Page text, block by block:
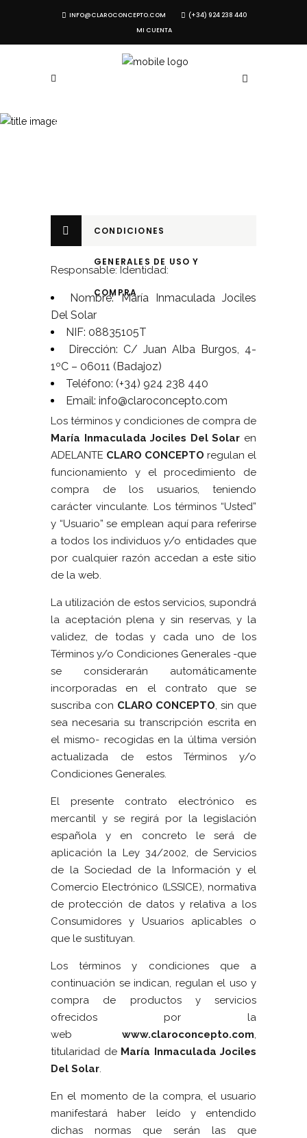
INFO@CLAROCONCEPTO.COM
(+34) 924 238 440
MI CUENTA
TÉRMINOS DE
CONDICIONES
GENERALES DE USO Y
COMPRA
Responsable: Identidad:
Nombre: María Inmaculada Jociles
Del Solar
NIF: 08835105T
Dirección: C/ Juan Alba Burgos, 4-
1ºC – 06011 (Badajoz)
Teléfono: (+34) 924 238 440
Email: info@claroconcepto.com
Los términos y condiciones de compra de
María Inmaculada Jociles Del Solar en
ADELANTE CLARO CONCEPTO regulan el
funcionamiento y el procedimiento de
compra de los usuarios, teniendo
carácter vinculante. Los términos “Usted”
y “Usuario” se emplean aquí para referirse
a todos los individuos y/o entidades que
por cualquier razón accedan a este sitio
de la web.
La utilización de estos servicios, supondrá
la aceptación plena y sin reservas, y la
validez, de todas y cada uno de los
Términos y/o Condiciones Generales -que
se considerarán automáticamente
incorporadas en el contrato que se
suscriba con CLARO CONCEPTO, sin que
sea necesaria su transcripción escrita en
el mismo- recogidas en la última versión
actualizada de estos Términos y/o
Condiciones Generales.
El presente contrato electrónico es
mercantil y se regirá por la legislación
española y en concreto le será de
aplicación la Ley 34/2002, de Servicios
de la Sociedad de la Información y el
Comercio Electrónico (LSSICE), normativa
de protección de datos y relativa a los
Consumidores y Usuarios aplicables o
que le sustituyan.
Los términos y condiciones que a
continuación se indican, regulan el uso y
compra de productos y servicios
ofrecidos por la
web www.claroconcepto.com,
titularidad de María Inmaculada Jociles
Del Solar.
En el momento de la compra, el usuario
manifestará haber leído y entendido
dichas normas que serán las que